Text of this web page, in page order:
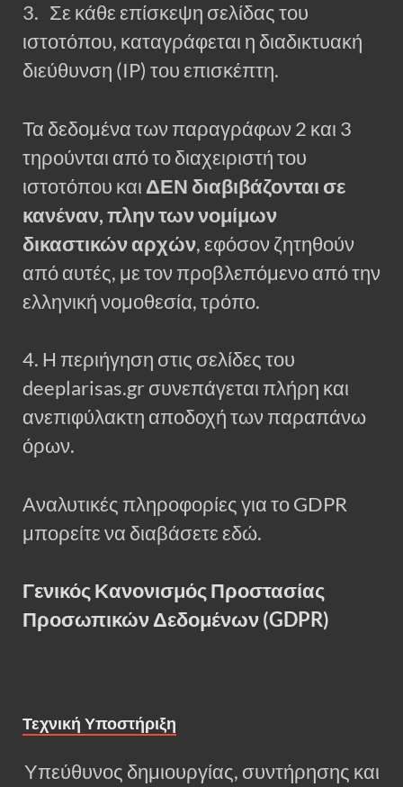
3. Σε κάθε επίσκεψη σελίδας του
ιστοτόπου, καταγράφεται η διαδικτυακή
διεύθυνση (IP) του επισκέπτη.
Τα δεδομένα των παραγράφων 2 και 3
τηρούνται από το διαχειριστή του
ιστοτόπου και ΔΕΝ διαβιβάζονται σε
κανέναν, πλην των νομίμων
δικαστικών αρχών, εφόσον ζητηθούν
από αυτές, με τον προβλεπόμενο από την
ελληνική νομοθεσία, τρόπο.
4. Η περιήγηση στις σελίδες του
deeplarisas.gr συνεπάγεται πλήρη και
ανεπιφύλακτη αποδοχή των παραπάνω
όρων.
Αναλυτικές πληροφορίες για το GDPR
μπορείτε να διαβάσετε εδώ.
Γενικός Κανονισμός Προστασίας
Προσωπικών Δεδομένων (GDPR)
Τεχνική Υποστήριξη
Υπεύθυνος δημιουργίας, συντήρησης και